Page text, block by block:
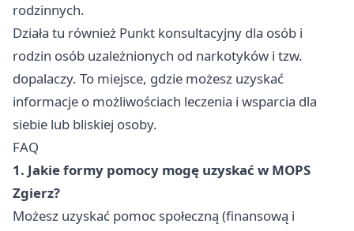
rodzinnych.
Działa tu również Punkt konsultacyjny dla osób i
rodzin osób uzależnionych od narkotyków i tzw.
dopalaczy. To miejsce, gdzie możesz uzyskać
informacje o możliwościach leczenia i wsparcia dla
siebie lub bliskiej osoby.
FAQ
1. Jakie formy pomocy mogę uzyskać w MOPS
Zgierz?
Możesz uzyskać pomoc społeczną (finansową i